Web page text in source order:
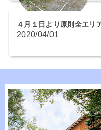
４月１日より原則全エリ
2020/04/01